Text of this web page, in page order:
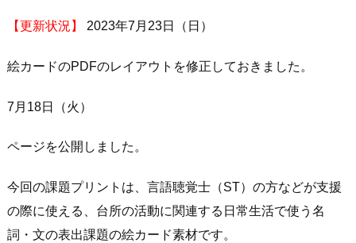
【更新状況】 2023年7月23日（日）
絵カードのPDFのレイアウトを修正しておきました。
7月18日（火）
ページを公開しました。
今回の課題プリントは、言語聴覚士（ST）の方などが支援
の際に使える、台所の活動に関連する日常生活で使う名
詞・文の表出課題の絵カード素材です。